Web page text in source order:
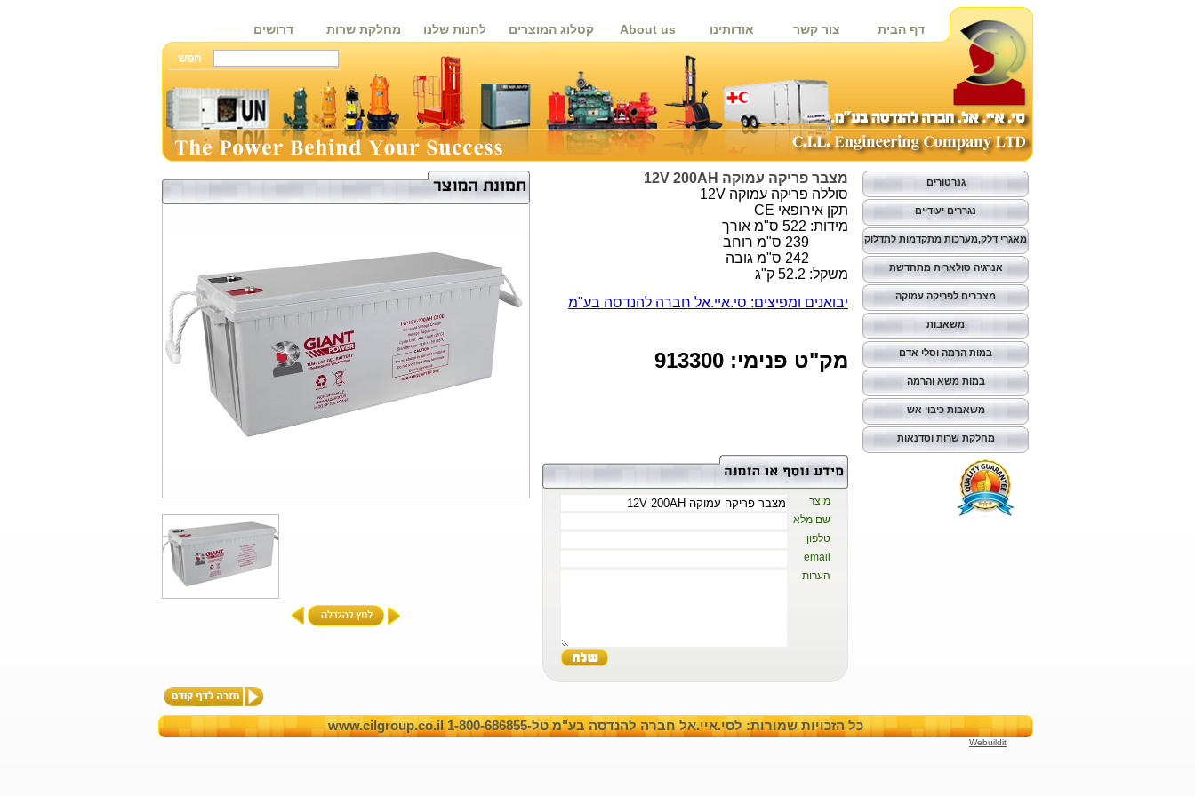
דף הבית צור קשר אודותינו About us קטלוג המוצרים לחנות שלנו מחלקת שרות דרושים
גנרטורים
נגררים יעודיים
מאגרי דלק,מערכות מתקדמות לתדלוק
אנרגיה סולארית מתחדשת
מצברים לפריקה עמוקה
משאבות
במות הרמה וסלי אדם
במות משא והרמה
משאבות כיבוי אש
מחלקת שרות וסדנאות
מצבר פריקה עמוקה 12V 200AH
סוללה פריקה עמוקה 12V
תקן אירופאי CE
מידות: 522 ס"מ אורך
משקל: 52.2 ק"ג
יבואנים ומפיצים: סי.איי.אל חברה להנדסה בע"מ
מק"ט פנימי: 913300
מוצר
שם מלא
טלפון
email
הערות
כל הזכויות שמורות: לסי.איי.אל חברה להנדסה בע"מ טל-1-800-686855 www.cilgroup.co.il
Webuildit